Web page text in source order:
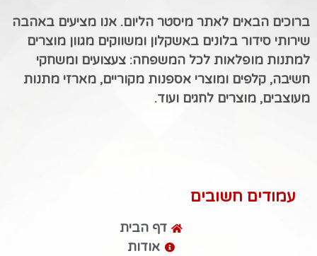
ברוכים הבאים לאתר מיסטר הליום. אנו מציעים באהבה
שירותי סידור בלונים באשקלון ומשווקים מגוון מוצרים
למתנות מופלאות לכל המשפחה: צעצועים ומשחקי
חשיבה, קלפים ומוצרי אספנות מקוריים, מארזי מתנות
מעוצבים, מוצרים לחגים ועוד.
עמודים חשובים
דף הבית
אודות